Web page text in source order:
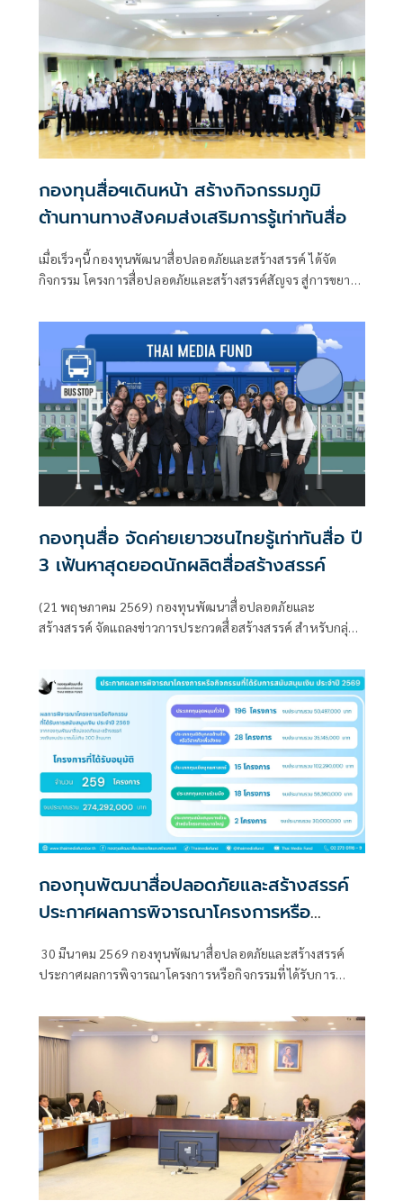
กองทุนสื่อฯเดินหน้า สร้างกิจกรรมภูมิ
ต้านทานทางสังคมส่งเสริมการรู้เท่าทันสื่อ
เมื่อเร็วๆนี้ กองทุนพัฒนาสื่อปลอดภัยและสร้างสรรค์ ได้จัด
กิจกรรม โครงการสื่อปลอดภัยและสร้างสรรค์สัญจร สู่การขยาย
เยาวชน 5 ภูมิภาค
กองทุนสื่อ จัดค่ายเยาวชนไทยรู้เท่าทันสื่อ ปี
3 เฟ้นหาสุดยอดนักผลิตสื่อสร้างสรรค์
(21 พฤษภาคม 2569) กองทุนพัฒนาสื่อปลอดภัยและ
สร้างสรรค์ จัดแถลงข่าวการประกวดสื่อสร้างสรรค์ สำหรับกลุ่ม
สื่อ ปี 3” ณ โรงแรมเรดิสัน บลู พลาซ่า กรุงเทพฯ
กองทุนพัฒนาสื่อปลอดภัยและสร้างสรรค์
ประกาศผลการพิจารณาโครงการหรือ
กิจกรรมที่ได้รับการสนับสนุนเงิน ประจำปี
2569 จำนวน 259 โครงการ
30 มีนาคม 2569 กองทุนพัฒนาสื่อปลอดภัยและสร้างสรรค์
ประกาศผลการพิจารณาโครงการหรือกิจกรรมที่ได้รับการ